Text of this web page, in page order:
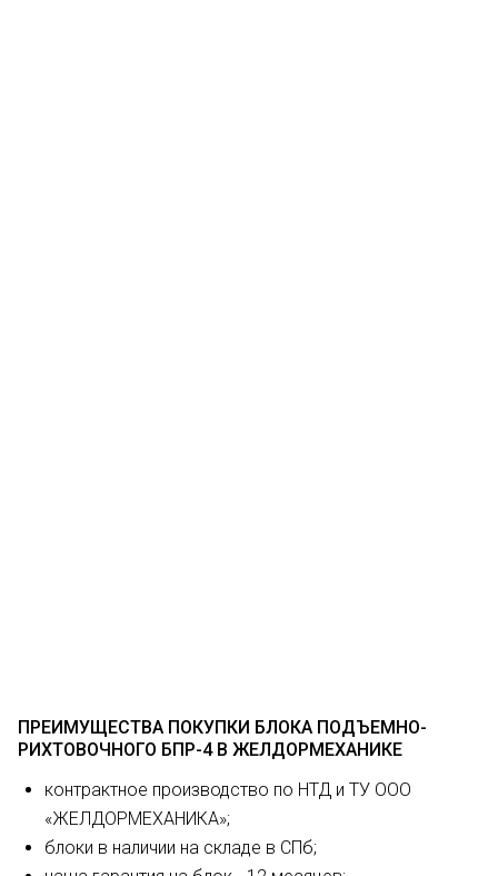
ПРЕИМУЩЕСТВА ПОКУПКИ БЛОКА ПОДЪЕМНО-
РИХТОВОЧНОГО БПР-4 В ЖЕЛДОРМЕХАНИКЕ
контрактное производство по НТД и ТУ ООО
«ЖЕЛДОРМЕХАНИКА»;
блоки в наличии на складе в СПб;